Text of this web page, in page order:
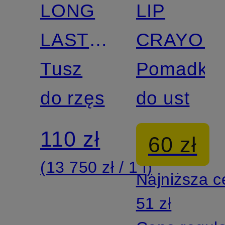
certyfikatem
LONG
LASTING
MASCARA
Tusz
do rzęs
110 zł
(13 750 zł / 1 l)
certyfikatem
LIP
CRAYON
Pomadka
do ust
60 zł
Najniższa
51 zł